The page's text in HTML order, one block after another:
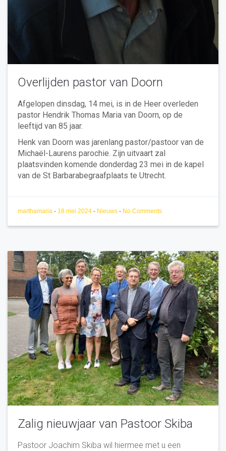
Overlijden pastor van Doorn
Afgelopen dinsdag, 14 mei, is in de Heer overleden
pastor Hendrik Thomas Maria van Doorn, op de
leeftijd van 85 jaar.
Henk van Doorn was jarenlang pastor/pastoor van de
Michaël-Laurens parochie. Zijn uitvaart zal
plaatsvinden komende donderdag 23 mei in de kapel
van de St Barbarabegraafplaats te Utrecht.
marthamaria - 18 mei 2024 - Nieuws - No Comments
Zalig nieuwjaar van Pastoor Skiba
Pastoor Joachim Skiba wil hiermee met u een